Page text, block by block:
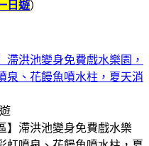
日遊）
洪池變身免費戲水樂園，
泉、花饅魚噴水柱，夏天消